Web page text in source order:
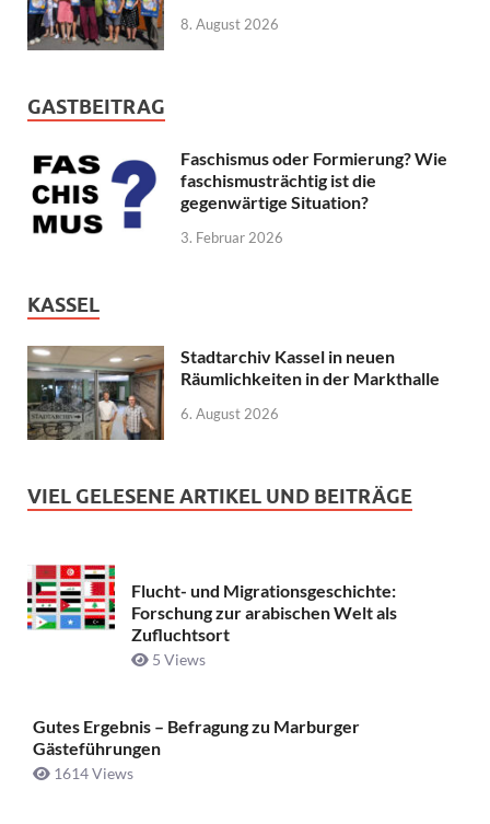
8. August 2026
GASTBEITRAG
Faschismus oder Formierung? Wie
faschismusträchtig ist die
gegenwärtige Situation?
3. Februar 2026
KASSEL
Stadtarchiv Kassel in neuen
Räumlichkeiten in der Markthalle
6. August 2026
VIEL GELESENE ARTIKEL UND BEITRÄGE
Flucht- und Migrationsgeschichte:
Forschung zur arabischen Welt als
Zufluchtsort
5 Views
Gutes Ergebnis – Befragung zu Marburger
Gästeführungen
1614 Views